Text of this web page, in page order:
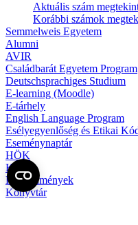
Aktuális szám
Korábbi számok
Semmelweis Egyetem
Alumni
AVIR
Családbarát Egyetem Program
Deutschsprachiges Studium
E-learning (Moodle)
E-tárhely
English Language Program
Esélyegyenlőség és Etikai
Eseménynaptár
HÖK
Karrier
Kedvezmények
Könyvtár